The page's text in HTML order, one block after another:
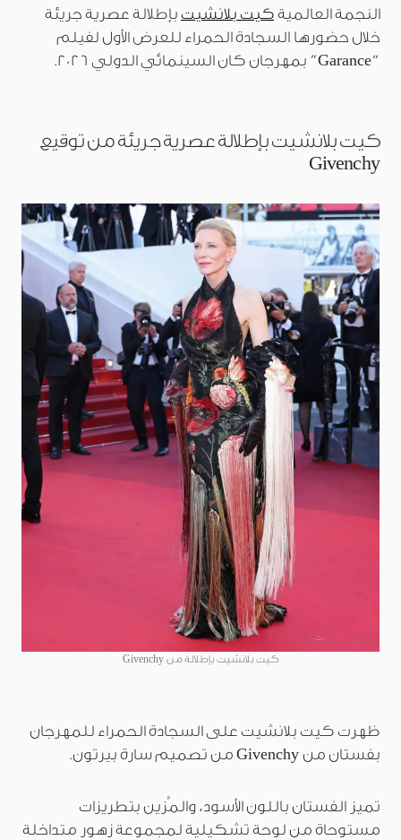
النجمة العالمية كيت بلانشيت بإطلالة عصرية جريئة
خلال حضورها السجادة الحمراء للعرض الأول لفيلم
“Garance” بمهرجان كان السينمائي الدولي 2026.
كيت بلانشيت بإطلالة عصرية جريئة من توقيع
Givenchy
كيت بلانشيت بإطلالة من Givenchy
ظهرت كيت بلانشيت على السجادة الحمراء للمهرجان
بفستان من Givenchy من تصميم سارة بيرتون.
تميز الفستان باللون الأسود، والمُزين بتطريزات
مستوحاة من لوحة تشكيلية لمجموعة زهور متداخلة